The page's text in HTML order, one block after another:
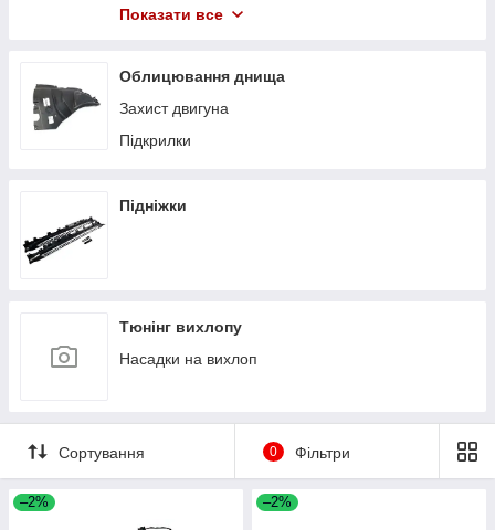
Накладки на дзеркала
Спойлер
Показати все
Облицювання днища
Захист двигуна
Підкрилки
Підніжки
Тюнінг вихлопу
Насадки на вихлоп
Сортування 0 Фільтри
–2% –2%